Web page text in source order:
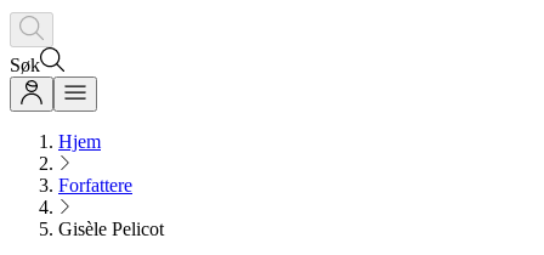
Søk
Hjem
Forfattere
Gisèle Pelicot